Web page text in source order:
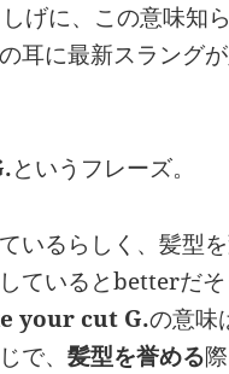
げに、この意味知
耳に最新スラング
というフレーズ。
いるらしく、髪型
ているとbetterだ
your cut G.の意味
で、髪型を誉める